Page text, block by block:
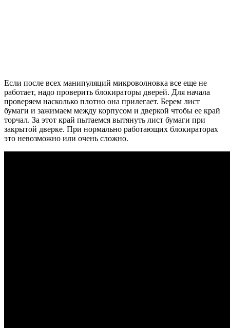
Если после всех манипуляций микроволновка все еще не
работает, надо проверить блокираторы дверей. Для начала
проверяем насколько плотно она прилегает. Берем лист
бумаги и зажимаем между корпусом и дверкой чтобы ее край
торчал. За этот край пытаемся вытянуть лист бумаги при
закрытой дверке. При нормально работающих блокираторах
это невозможно или очень сложно.